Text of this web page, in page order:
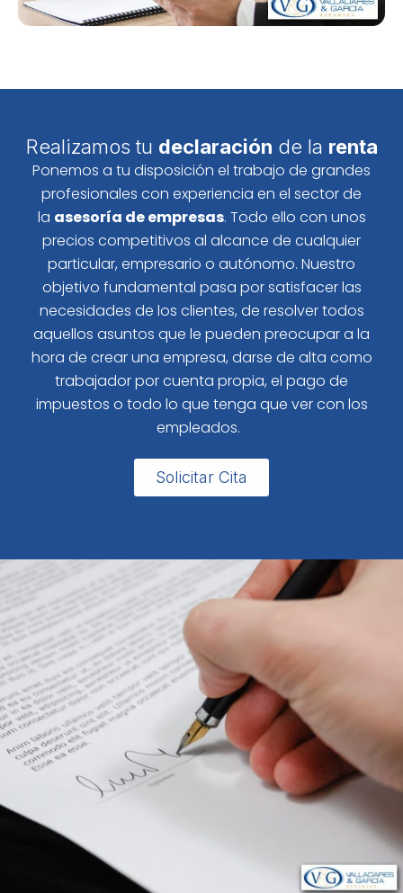
Realizamos tu declaración de la renta
Ponemos a tu disposición el trabajo de grandes
profesionales con experiencia en el sector de
la asesoría de empresas. Todo ello con unos
precios competitivos al alcance de cualquier
particular, empresario o autónomo. Nuestro
objetivo fundamental pasa por satisfacer las
necesidades de los clientes, de resolver todos
aquellos asuntos que le pueden preocupar a la
hora de crear una empresa, darse de alta como
trabajador por cuenta propia, el pago de
impuestos o todo lo que tenga que ver con los
empleados.
Solicitar Cita